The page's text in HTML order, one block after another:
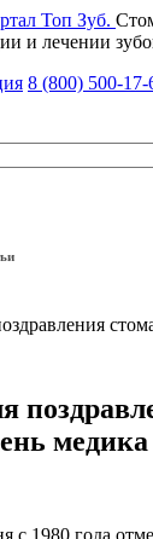
и лечении
8 (800) 500-17-
медика